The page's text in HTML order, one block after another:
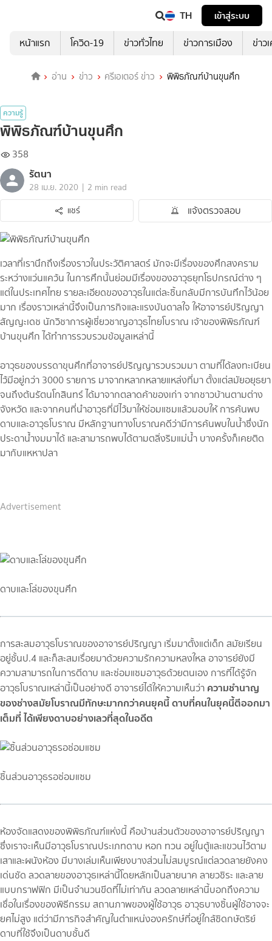
TH
เข้าสู่ระบบ
หน้าแรก
โควิด-19 ข่าวทั่วไทย ข่าวการเมือง ข่าว
อ่าน ข่าว ครีเอเตอร์ ข่าว พิพิธภัณฑ์บ้านขุนศึก
ความรู้
พิพิธภัณฑ์บ้านขุนศึก
358
รัตนา
28 เม.ย. 2020 | 2 min read
แชร์
แจ้งตรวจสอบ
เวลาที่เรานึกถึงเรื่องราวในประวัติศาสตร์ มักจะมีเรื่องของศึกสงคราม
ระหว่างแว่นแคว้น ในการศึกนั้นย่อมมีเรื่องของอาวุธยุทโธปกรณ์ต่าง ๆ
แต่ในประเทศไทย รายละเอียดของอาวุธในแต่ละชิ้นกลับมีการบันทึกไว้น้อย
มาก เรื่องราวเหล่านี้จึงเป็นภารกิจและแรงบันดาลใจ ให้อาจารย์ปริญญา
สัญญะเดช นักวิชาการผู้เชี่ยวชาญอาวุธไทยโบราณ เจ้าของพิพิธภัณฑ์
บ้านขุนศึก ได้ทำการรวบรวมข้อมูลเหล่านี้
อาวุธของบรรดาขุนศึกที่อาจารย์ปริญญารวบรวมมา ตามที่ได้ลงทะเบียน
ไว้มีอยู่กว่า 3000 รายการ มาจากหลากหลายแหล่งที่มา ตั้งแต่สมัยอยุธยา
จนถึงต้นรัตนโกสินทร์ ได้มาจากตลาดค้าของเก่า จากชาวบ้านตามต่าง
จังหวัด และจากคนที่นำอาวุธที่มีไว้มาให้ซ่อมแซมแล้วมอบให้ การค้นพบ
ดาบและอาวุธโบราณ มีหลักฐานทางโบราณคดีว่ามีการค้นพบในน้ำซึ่งนัก
ประดาน้ำงมมาได้ และสามารถพบได้ตามตลิ่งริมแม่น้ำ บางครั้งก็เคยติด
มากับแหหาปลา
Advertisement
ดาบและโล่ของขุนศึก
การสะสมอาวุธโบราณของอาจารย์ปริญญา เริ่มมาตั้งแต่เด็ก สมัยเรียน
อยู่ชั้นป.4 และก็สะสมเรื่อยมาด้วยความรักความหลงใหล อาจารย์ยังมี
ความสามารถในการตีดาบ และซ่อมแซมอาวุธด้วยตนเอง การที่ได้รู้จัก
อาวุธโบราณเหล่านี้เป็นอย่างดี อาจารย์ได้ให้ความเห็นว่า ความชำนาญ
ของช่างสมัยโบราณมีทักษะมากกว่าคนยุคนี้ ดาบที่คนในยุคนี้ตีออกมา
เต็มที่ ได้เพียงดาบอย่างเลวที่สุดในอดีต
ชิ้นส่วนอาวุธรอซ่อมแซม
ห้องจัดแสดงของพิพิธภัณฑ์แห่งนี้ คือบ้านส่วนตัวของอาจารย์ปริญญา
ซึ่งเราจะเห็นมีอาวุธโบราณประเภทดาบ หอก ทวน อยู่ในตู้และแขวนไว้ตาม
เสาและผนังห้อง มีบางเล่มเห็นเพียงบางส่วนไม่สมบูรณ์แต่ลวดลายยังคง
เด่นชัด ลวดลายของอาวุธเหล่านี้โดยหลักเป็นลายนาค ลายวชิระ และลาย
แบบกราฟฟิก มีเป็นจำนวนขีดที่ไม่เท่ากัน ลวดลายเหล่านี้บอกถึงความ
เชื่อในเรื่องของพิธีกรรม สถานภาพของผู้ใช้อาวุธ อาวุธบางชิ้นผู้ใช้อาจจะ
ยศไม่สูง แต่ว่ามีภารกิจสำคัญในตำแหน่งองครักษ์ที่อยู่ใกล้ชิดกษัตริย์
ดาบที่ใช้จึงเป็นดาบชั้นดี